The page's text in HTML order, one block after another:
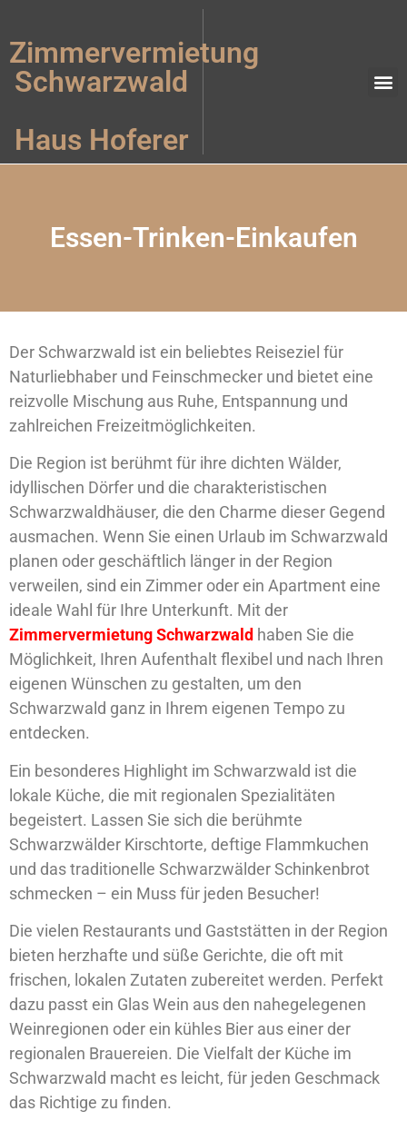
Zimmervermietung
Schwarzwald
Haus Hoferer
Essen-Trinken-Einkaufen
Der Schwarzwald ist ein beliebtes Reiseziel für
Naturliebhaber und Feinschmecker und bietet eine
reizvolle Mischung aus Ruhe, Entspannung und
zahlreichen Freizeitmöglichkeiten.
Die Region ist berühmt für ihre dichten Wälder,
idyllischen Dörfer und die charakteristischen
Schwarzwaldhäuser, die den Charme dieser Gegend
ausmachen. Wenn Sie einen Urlaub im Schwarzwald
planen oder geschäftlich länger in der Region
verweilen, sind ein Zimmer oder ein Apartment eine
ideale Wahl für Ihre Unterkunft. Mit der
Zimmervermietung Schwarzwald haben Sie die
Möglichkeit, Ihren Aufenthalt flexibel und nach Ihren
eigenen Wünschen zu gestalten, um den
Schwarzwald ganz in Ihrem eigenen Tempo zu
entdecken.
Ein besonderes Highlight im Schwarzwald ist die
lokale Küche, die mit regionalen Spezialitäten
begeistert. Lassen Sie sich die berühmte
Schwarzwälder Kirschtorte, deftige Flammkuchen
und das traditionelle Schwarzwälder Schinkenbrot
schmecken – ein Muss für jeden Besucher!
Die vielen Restaurants und Gaststätten in der Region
bieten herzhafte und süße Gerichte, die oft mit
frischen, lokalen Zutaten zubereitet werden. Perfekt
dazu passt ein Glas Wein aus den nahegelegenen
Weinregionen oder ein kühles Bier aus einer der
regionalen Brauereien. Die Vielfalt der Küche im
Schwarzwald macht es leicht, für jeden Geschmack
das Richtige zu finden.